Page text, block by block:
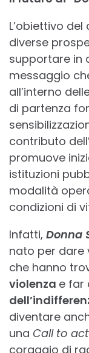
L’obiettivo
diverse
supportare in
messaggio
all’interno
di partenza
contributo
promuove
istituzioni
modalità
condizioni di
Infatti, Donna
nato per dare
che hanno
violenza e far
diventare
una Call to
coraggio di